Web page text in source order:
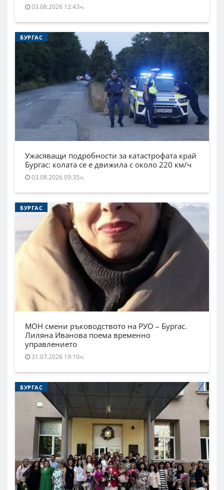
03.08.2026 12:43ч.
БУРГАС
Ужасяващи подробности за катастрофата край
Бургас: колата се е движила с около 220 км/ч
03.08.2026 09:35ч.
БУРГАС
МОН смени ръководството на РУО – Бургас.
Лиляна Иванова поема временно
управлението
31.07.2026 19:10ч.
БУРГАС